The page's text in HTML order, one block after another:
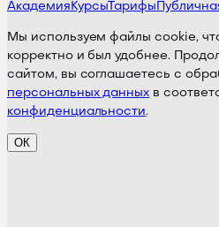
Академия КурсыТарифы
Мы используем файлы cookie,
корректно и был удобнее.
сайтом, вы соглашаетесь с
персональных данных в
конфиденциальности.
ОК